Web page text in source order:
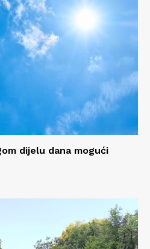
dijelu dana mogući